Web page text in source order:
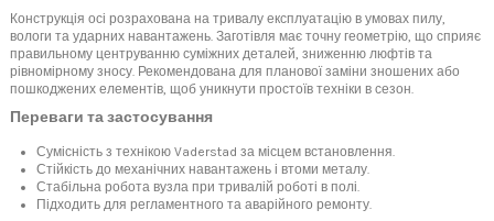
Конструкція осі розрахована на тривалу експлуатацію в умовах пилу,
вологи та ударних навантажень. Заготівля має точну геометрію, що сприяє
правильному центруванню суміжних деталей, зниженню люфтів та
рівномірному зносу. Рекомендована для планової заміни зношених або
пошкоджених елементів, щоб уникнути простоїв техніки в сезон.
Переваги та застосування
Сумісність з технікою Vaderstad за місцем встановлення.
Стійкість до механічних навантажень і втоми металу.
Стабільна робота вузла при тривалій роботі в полі.
Підходить для регламентного та аварійного ремонту.